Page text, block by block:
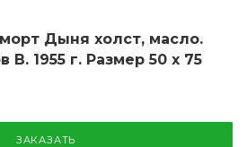
Дыня холст, масло.
1955 г. Размер 50 х 75
ЗАКАЗАТЬ